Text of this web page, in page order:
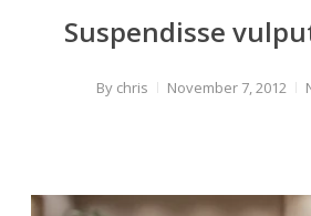
Suspendisse
By chris November 7, 2012